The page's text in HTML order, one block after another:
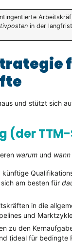
in der
und stützt sich
(der
warum und wann
künftige
am besten für
in die
und
zu den
(ideal für bedingte